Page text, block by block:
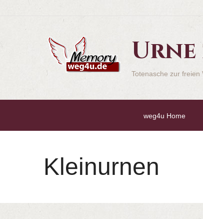
Urne
Totenasche zur freien
weg4u Home
Kleinurnen